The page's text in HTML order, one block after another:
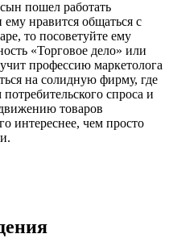
пошел работать
нравится общаться с
то посоветуйте ему
«Торговое дело» или
профессию маркетолога
на солидную фирму, где
спроса и
товаров
интереснее, чем просто